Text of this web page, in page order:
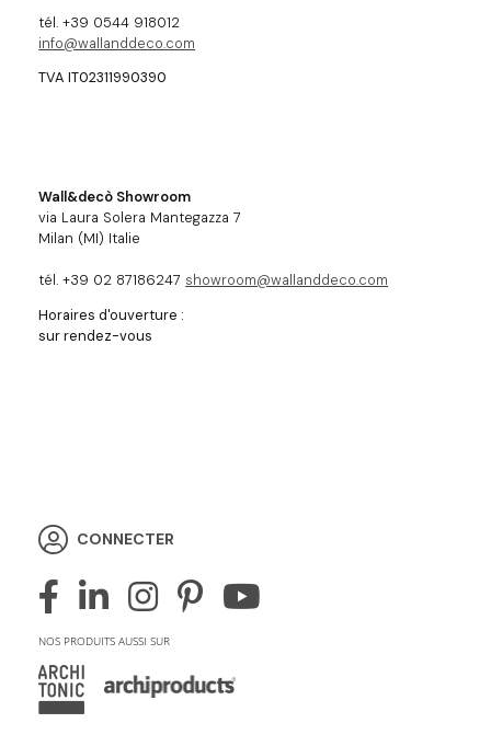
tél. +39 0544 918012
info@wallanddeco.com
TVA IT02311990390
Wall&decò Showroom
via Laura Solera Mantegazza 7
Milan (MI) Italie
tél. +39 02 87186247 showroom@wallanddeco.com
Horaires d'ouverture :
sur rendez-vous
CONNECTER
NOS PRODUITS AUSSI SUR